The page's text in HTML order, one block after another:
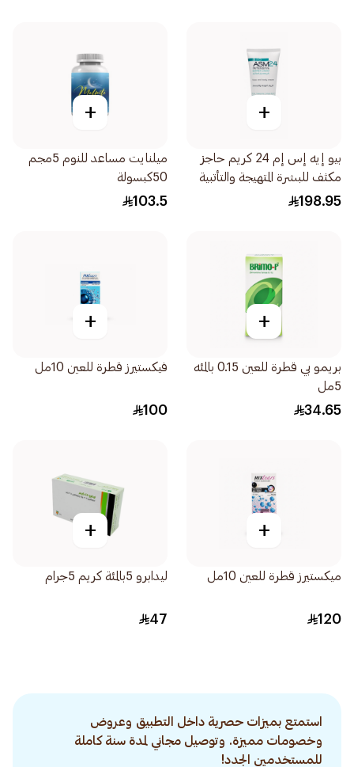
+
بيو إيه إس إم 24 كريم حاجز
مكثف للبشرة المتهيجة والتأتبية
6047 200مل
198.95
+
ميلنايت مساعد للنوم 5مجم
50كبسولة
103.5
+
بريمو بي قطرة للعين 0.15 بالمئه
5مل
34.65
+
فيكستيرز قطرة للعين 10مل
100
+
ميكستيرز قطرة للعين 10مل
120
+
ليدابرو 5بالمئة كريم 5جرام
47
استمتع بميزات حصرية داخل التطبيق وعروض
وخصومات مميزة. وتوصيل مجاني لمدة سنة كاملة
للمستخدمين الجدد!